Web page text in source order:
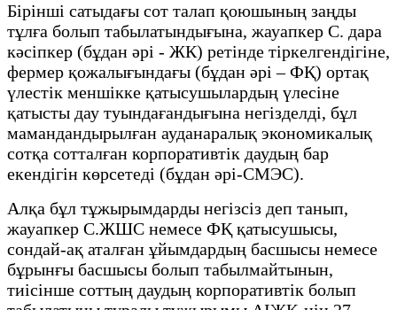
Бірінші сатыдағы сот талап қоюшының заңды
тұлға болып табылатындығына, жауапкер С. дара
кәсіпкер (бұдан әрі - ЖК) ретінде тіркелгендігіне,
фермер қожалығындағы (бұдан әрі – ФҚ) ортақ
үлестік меншікке қатысушылардың үлесіне
қатысты дау туындағандығына негізделді, бұл
мамандандырылған ауданаралық экономикалық
сотқа сотталған корпоративтік даудың бар
екендігін көрсетеді (бұдан әрі-СМЭС).
Алқа бұл тұжырымдарды негізсіз деп танып,
жауапкер С.ЖШС немесе ФҚ қатысушысы,
сондай-ақ аталған ұйымдардың басшысы немесе
бұрынғы басшысы болып табылмайтынын,
тиісінше соттың даудың корпоративтік болып